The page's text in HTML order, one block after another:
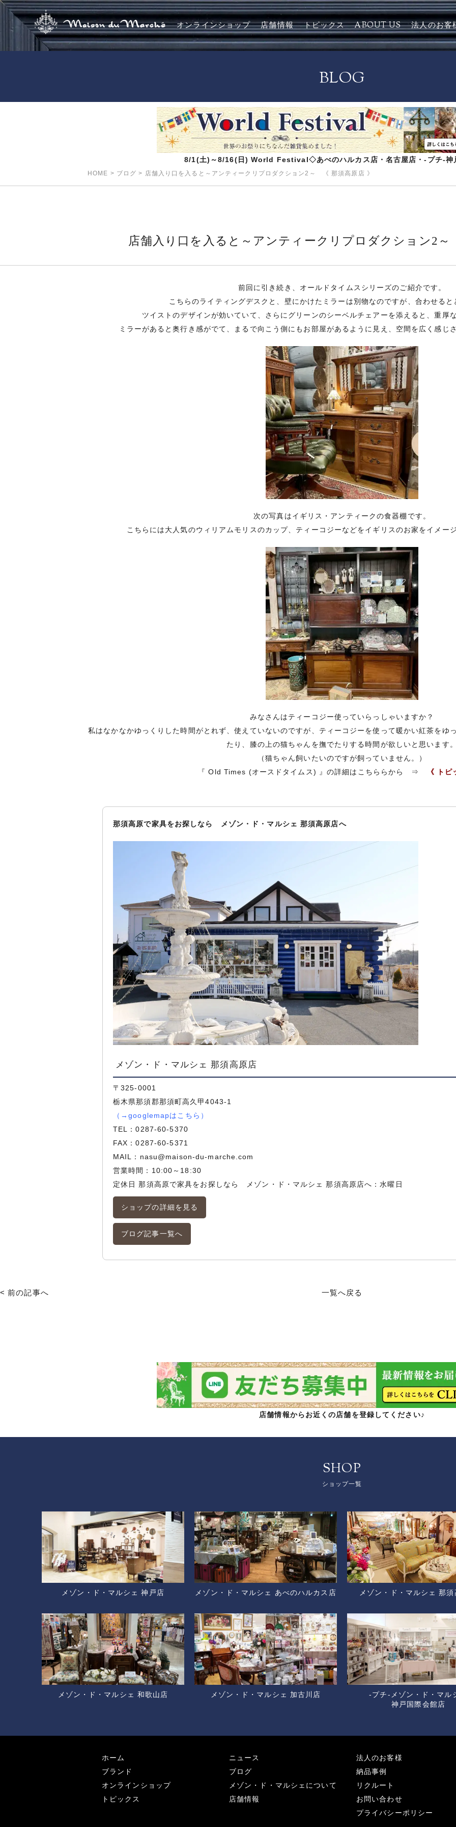
オンラインショップ 店舗情報 トピックス ABOUT US 法人のお客
BLOG
8/1(土)～8/16(日) World Festival◇あべのハルカス店・名古屋店・-プチ-神
HOME > ブログ > 店舗入り口を入ると～アンティークリプロダクション2～ 《 那須高原店 》
店舗入り口を入ると～アンティークリプロダクション2～
前回に引き続き、オールドタイムスシリーズのご紹介です。
こちらのライティングデスクと、壁にかけたミラーは別物なのですが、合わせると
ツイストのデザインが効いていて、さらにグリーンのシーベルチェアーを添えると、重厚
ミラーがあると奥行き感がでて、まるで向こう側にもお部屋があるように見え、空間を広く感じ
次の写真はイギリス・アンティークの食器棚です。
こちらには大人気のウィリアムモリスのカップ、ティーコジーなどをイギリスのお家をイメー
みなさんはティーコジー使っていらっしゃいますか？
私はなかなかゆっくりした時間がとれず、使えていないのですが、ティーコジーを使って暖かい紅茶をゆ
たり、膝の上の猫ちゃんを撫でたりする時間が欲しいと思います。
（猫ちゃん飼いたいのですが飼っていません。）
『 Old Times (オースドタイムス) 』の詳細はこちららから ⇒
《 トピ
那須高原で家具をお探しなら メゾン・ド・マルシェ 那須高原店へ
メゾン・ド・マルシェ 那須高原店
〒325-0001
栃木県那須郡那須町高久甲4043-1
（ →googlemapはこちら ）
TEL：0287-60-5370
FAX：0287-60-5371
MAIL： nasu@maison-du-marche.com
営業時間：10:00～18:30
定休日 那須高原で家具をお探しなら メゾン・ド・マルシェ 那須高原店へ：水曜日
ショップの詳細を見る
ブログ記事一覧へ
< 前の記事へ 一覧へ戻る
店舗情報からお近くの店舗を登録してください♪
SHOP
ショップ一覧
メゾン・ド・マルシェ 神戸店 メゾン・ド・マルシェ あべのハルカス店 メゾン・ド・マルシェ 那須
メゾン・ド・マルシェ 和歌山店 メゾン・ド・マルシェ 加古川店
-プチ-メゾン・ド・マル
神戸国際会館店
ホーム
ブランド
オンラインショップ
トピックス
ニュース
ブログ
メゾン・ド・マルシェについて
店舗情報
法人のお客様
納品事例
リクルート
お問い合わせ
プライバシーポリシー